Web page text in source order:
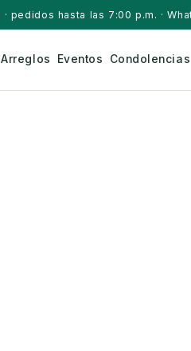
· pedidos hasta las 7:00 p.m. ·
Arreglos Eventos Condolencias